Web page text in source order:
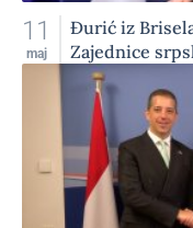
11
maj
Đurić iz
Zajednice